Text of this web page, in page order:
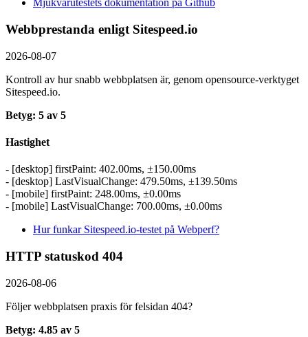
Mjukvarutestets dokumentation på Github
Webbprestanda enligt Sitespeed.io
2026-08-07
Kontroll av hur snabb webbplatsen är, genom opensource-verktyget
Sitespeed.io.
Betyg: 5 av 5
Hastighet
- [desktop] firstPaint: 402.00ms, ±150.00ms
- [desktop] LastVisualChange: 479.50ms, ±139.50ms
- [mobile] firstPaint: 248.00ms, ±0.00ms
- [mobile] LastVisualChange: 700.00ms, ±0.00ms
Hur funkar Sitespeed.io-testet på Webperf?
HTTP statuskod 404
2026-08-06
Följer webbplatsen praxis för felsidan 404?
Betyg: 4.85 av 5